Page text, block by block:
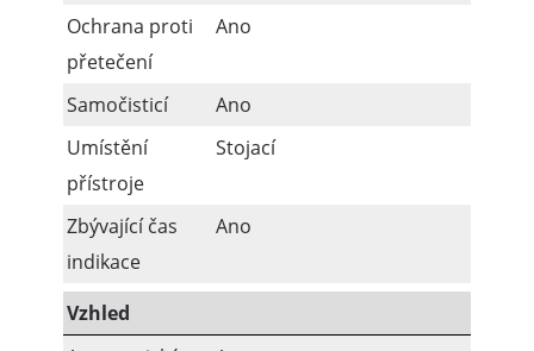
Ochrana proti
přetečení
Ano
Samočisticí
Ano
Umístění
přístroje
Stojací
Zbývající čas
indikace
Ano
Vzhled